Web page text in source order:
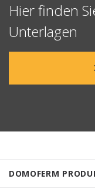
DOMOFERM
Hier finden
Unterlagen